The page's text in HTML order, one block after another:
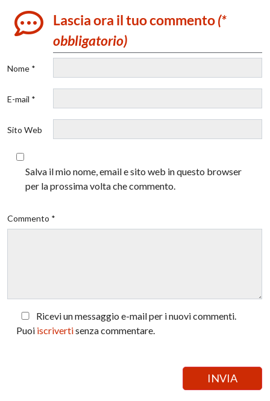
Lascia ora il tuo commento(*
obbligatorio)
Nome *
E-mail *
Sito Web
Salva il mio nome, email e sito web in questo browser
per la prossima volta che commento.
Commento *
Ricevi un messaggio e-mail per i nuovi commenti.
Puoi iscrivertisenza commentare.